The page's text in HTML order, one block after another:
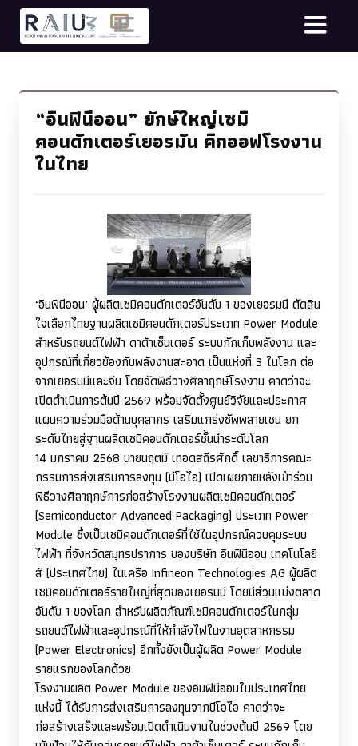
“อินฟินีออน” ยักษ์ใหญ่เซมิ
คอนดักเตอร์เยอรมัน คิกออฟโรงงาน
ในไทย
‘อินฟินีออน’ ผู้ผลิตเซมิคอนดักเตอร์อันดับ 1 ของเยอรมนี ตัดสิน
ใจเลือกไทยฐานผลิตเซมิคอนดักเตอร์ประเภท Power Module
สำหรับรถยนต์ไฟฟ้า ดาต้าเซ็นเตอร์ ระบบกักเก็บพลังงาน และ
อุปกรณ์ที่เกี่ยวข้องกับพลังงานสะอาด เป็นแห่งที่ 3 ในโลก ต่อ
จากเยอรมนีและจีน โดยจัดพิธีวางศิลาฤกษ์โรงงาน คาดว่าจะ
เปิดดำเนินการต้นปี 2569 พร้อมจัดตั้งศูนย์วิจัยและประกาศ
แผนความร่วมมือด้านบุคลากร เสริมแกร่งซัพพลายเชน ยก
ระดับไทยสู่ฐานผลิตเซมิคอนดักเตอร์ชั้นนำระดับโลก
14 มกราคม 2568 นายนฤตม์ เทอดสถีรศักดิ์ เลขาธิการคณะ
กรรมการส่งเสริมการลงทุน (บีโอไอ) เปิดเผยภายหลังเข้าร่วม
พิธีวางศิลาฤกษ์การก่อสร้างโรงงานผลิตเซมิคอนดักเตอร์
(Semiconductor Advanced Packaging) ประเภท Power
Module ซึ่งเป็นเซมิคอนดักเตอร์ที่ใช้ในอุปกรณ์ควบคุมระบบ
ไฟฟ้า ที่จังหวัดสมุทรปราการ ของบริษัท อินฟินีออน เทคโนโลยี
ส์ (ประเทศไทย) ในเครือ Infineon Technologies AG ผู้ผลิต
เซมิคอนดักเตอร์รายใหญ่ที่สุดของเยอรมนี โดยมีส่วนแบ่งตลาด
อันดับ 1 ของโลก สำหรับผลิตภัณฑ์เซมิคอนดักเตอร์ในกลุ่ม
รถยนต์ไฟฟ้าและอุปกรณ์ที่ให้กำลังไฟในงานอุตสาหกรรม
(Power Electronics) อีกทั้งยังเป็นผู้ผลิต Power Module
รายแรกของโลกด้วย
โรงงานผลิต Power Module ของอินฟินีออนในประเทศไทย
แห่งนี้ ได้รับการส่งเสริมการลงทุนจากบีโอไอ คาดว่าจะ
ก่อสร้างเสร็จและพร้อมเปิดดำเนินงานในช่วงต้นปี 2569 โดย